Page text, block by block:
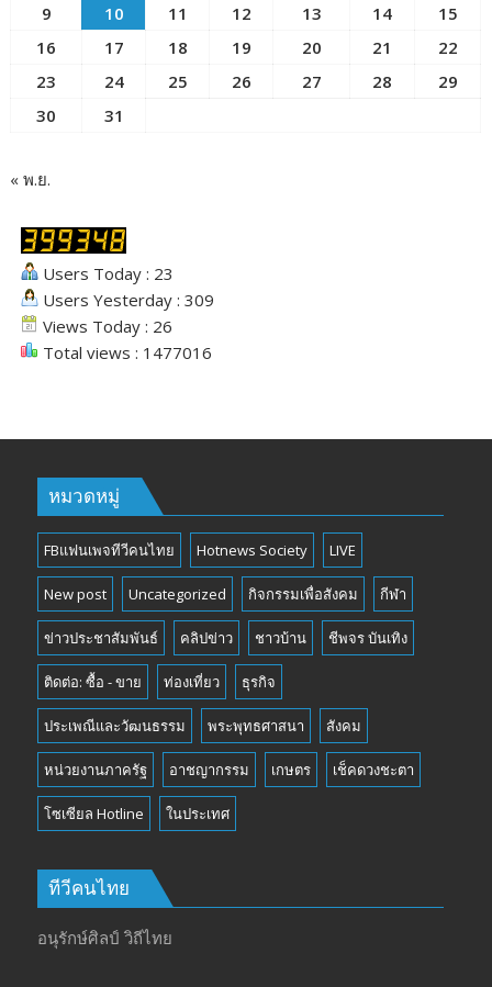
9
10 11 12 13 14
15
16
17 18 19 20 21
22
23
24 25 26 27 28
29
30
31
« พ.ย.
Users Today : 23
Users Yesterday : 309
Views Today : 26
Total views : 1477016
หมวดหมู่
FBแฟนเพจทีวีคนไทย Hotnews Society LIVE
New post Uncategorized กิจกรรมเพื่อสังคม กีฬา
ข่าวประชาสัมพันธ์ คลิปข่าว ชาวบ้าน ชีพจร บันเทิง
ติดต่อ: ซื้อ - ขาย ท่องเที่ยว ธุรกิจ
ประเพณีและวัฒนธรรม พระพุทธศาสนา สังคม
หน่วยงานภาครัฐ อาชญากรรม เกษตร เช็คดวงชะตา
โซเซียล Hotline ในประเทศ
ทีวีคนไทย
อนุรักษ์ศิลป์ วิถีไทย